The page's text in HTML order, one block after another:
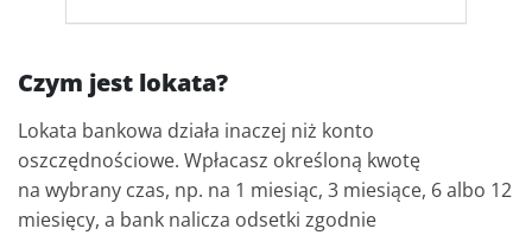
Czym jest lokata?
Lokata bankowa działa inaczej niż konto
oszczędnościowe. Wpłacasz określoną kwotę
na wybrany czas, np. na 1 miesiąc, 3 miesiące, 6 albo 12
miesięcy, a bank nalicza odsetki zgodnie